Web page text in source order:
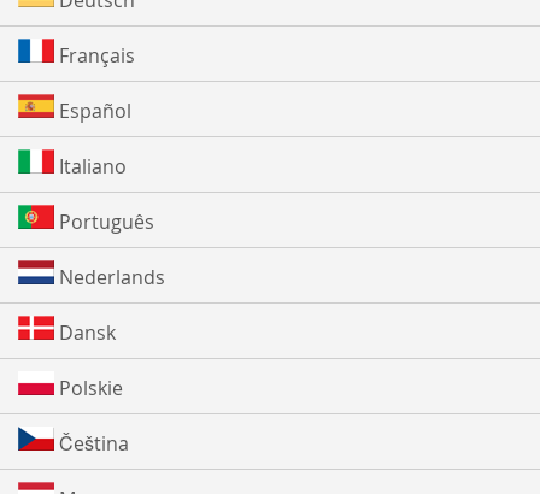
Français
Español
Italiano
Português
Nederlands
Dansk
Polskie
Čeština